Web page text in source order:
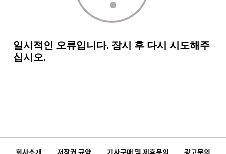
회사소개 저작권 규약 기사구매 및 제휴문의 광고문의